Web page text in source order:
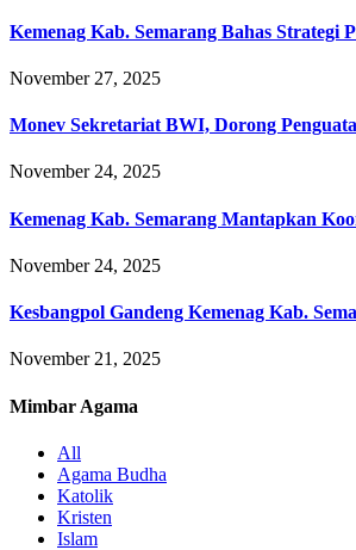
Kemenag Kab. Semarang Bahas Strategi
November 27, 2025
Monev Sekretariat BWI, Dorong
November 24, 2025
Kemenag Kab. Semarang Mantapkan
November 24, 2025
Kesbangpol Gandeng Kemenag Kab.
November 21, 2025
Mimbar Agama
All
Agama Budha
Katolik
Kristen
Islam